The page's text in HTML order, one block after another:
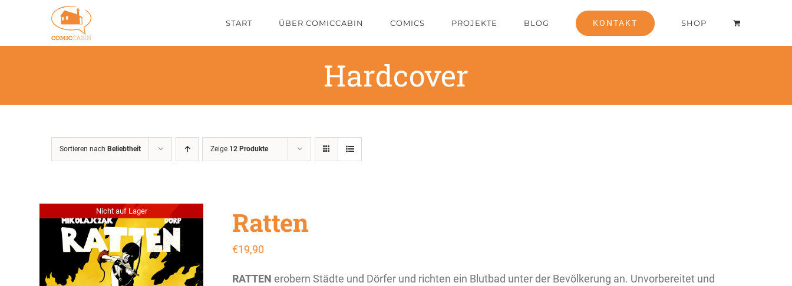
springen
START ÜBER COMICCABIN COMICS PROJEKTE BLOG KONTAKT SHOP
Hardcover
Sortieren nach Beliebtheit Zeige 12 Produkte
Nicht auf Lager Ratten
€19,90
RATTEN erobern Städte und Dörfer und richten ein Blutbad unter der Bevölkerung an. Unvorbereitet und